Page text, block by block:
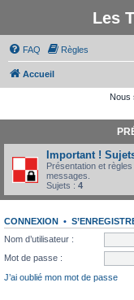
Les
FAQ Règles
Accueil
Nous
Important !
Présentation et
messages.
Sujets : 4
CONNEXION •
Nom d’utilisateur :
Mot de passe :
J’ai oublié mon mot de passe